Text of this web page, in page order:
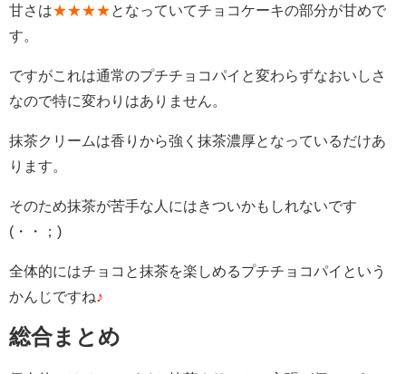
甘さは★★★★ となっていてチョコケーキの部分が甘めで
す。
ですがこれは通常のプチチョコパイと変わらずなおいしさ
なので特に変わりはありません。
抹茶クリームは香りから強く抹茶濃厚となっているだけあ
ります。
そのため抹茶が苦手な人にはきついかもしれないです
(・・；)
全体的にはチョコと抹茶を楽しめるプチチョコパイという
かんじですね ♪
総合まとめ